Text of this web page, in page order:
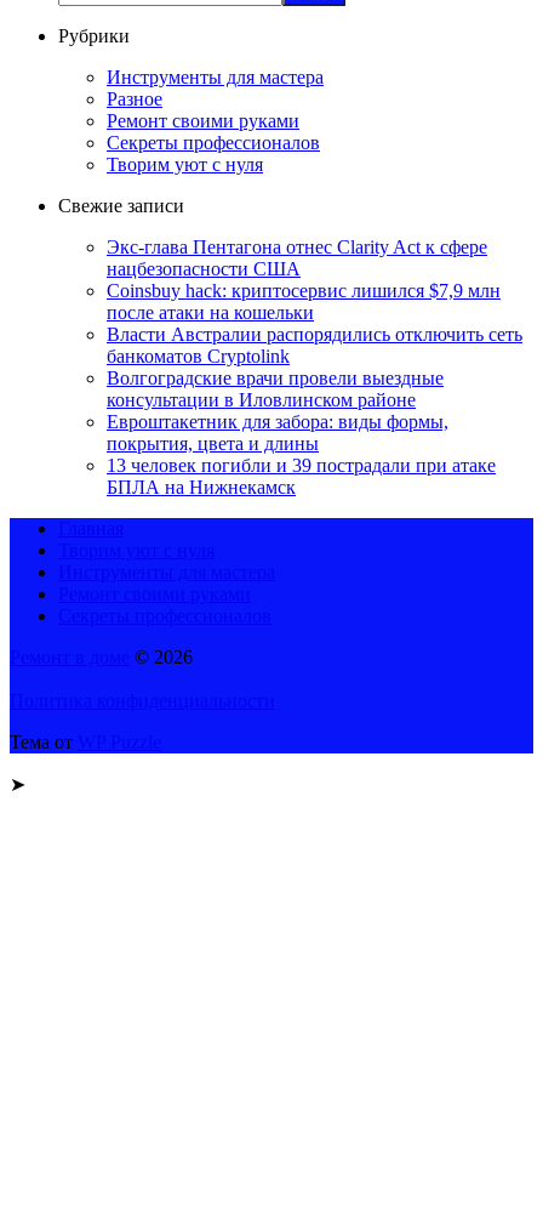
Рубрики
Инструменты для мастера
Разное
Ремонт своими руками
Секреты профессионалов
Творим уют с нуля
Свежие записи
Экс-глава Пентагона отнес Clarity Act к сфере
нацбезопасности США
Coinsbuy hack: криптосервис лишился $7,9 млн
после атаки на кошельки
Власти Австралии распорядились отключить сеть
банкоматов Cryptolink
Волгоградские врачи провели выездные
консультации в Иловлинском районе
Евроштакетник для забора: виды формы,
покрытия, цвета и длины
13 человек погибли и 39 пострадали при атаке
БПЛА на Нижнекамск
© 2026
Тема от
➤